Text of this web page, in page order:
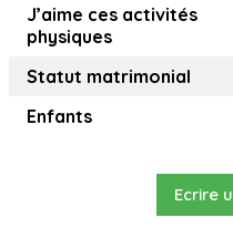
J’aime ces activités
physiques
Statut matrimonial
Enfants
Ecrire